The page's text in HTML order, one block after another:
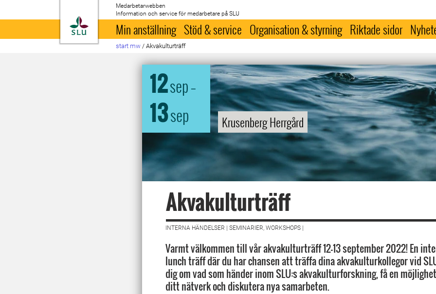
Till startsida
Medarbetarwebben
Information och service för medarbetare på SLU
Min anställning Stöd & service Organisation & styrning Riktade sidor
start mw / Akvakulturträff
12sep–
13sep Krusenberg Herrgård
Akvakulturträff
INTERNA HÄNDELSER | SEMINARIER, WORKSHOPS |
Varmt välkommen till vår akvakulturträff 12-13 september 2022! En
lunch träff där du har chansen att träffa dina akvakulturkollegor vid
dig om vad som händer inom SLU:s akvakulturforskning, få en
ditt nätverk och diskutera nya samarbeten.